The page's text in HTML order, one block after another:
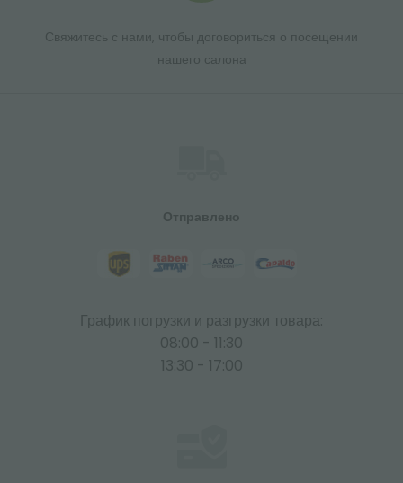
Свяжитесь с нами, чтобы договориться о посещении
нашего салона
Отправлено
График погрузки и разгрузки товара:
08:00 - 11:30
13:30 - 17:00